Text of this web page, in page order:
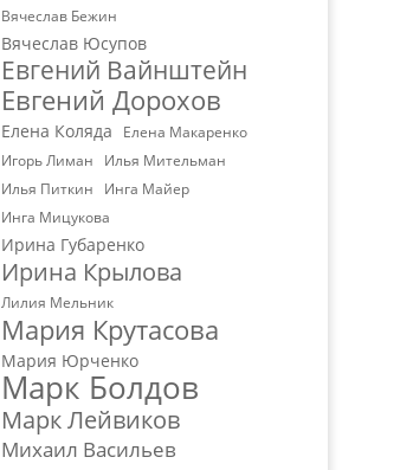
Вячеслав Бежин
Вячеслав Юсупов
Евгений Вайнштейн
Евгений Дорохов
Елена Коляда
Елена Макаренко
Игорь Лиман
Илья Мительман
Илья Питкин
Инга Майер
Инга Мицукова
Ирина Губаренко
Ирина Крылова
Лилия Мельник
Мария Крутасова
Мария Юрченко
Марк Болдов
Марк Лейвиков
Михаил Васильев